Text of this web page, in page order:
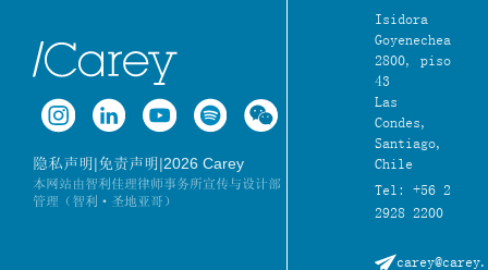
隐私声明|免责声明|2026 Carey
本网站由智利佳理律师事务所宣传与设计部
管理（智利·圣地亚哥）
Isidora
Goyenechea
2800, piso
43
Las
Condes,
Santiago,
Chile
Tel: +56 2
2928 2200